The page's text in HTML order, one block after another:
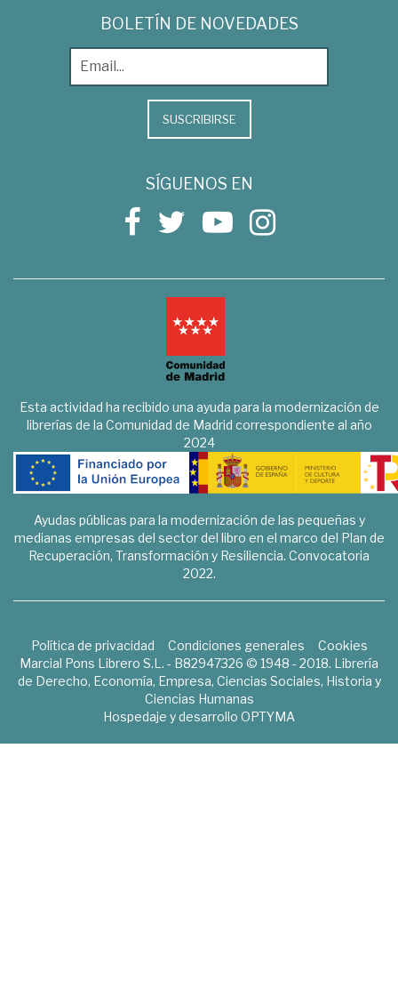
BOLETÍN DE NOVEDADES
SUSCRIBIRSE
SÍGUENOS EN
Esta actividad ha recibido una ayuda para la modernización de
librerías de la Comunidad de Madrid correspondiente al año
2024
Ayudas públicas para la modernización de las pequeñas y
medianas empresas del sector del libro en el marco del Plan de
Recuperación, Transformación y Resiliencia. Convocatoria
2022.
Política de privacidad Condiciones generales
Cookies
Marcial Pons Librero S.L. - B82947326 © 1948 - 2018. Librería
de Derecho, Economía, Empresa, Ciencias Sociales, Historia y
Ciencias Humanas
Hospedaje y desarrollo OPTYMA